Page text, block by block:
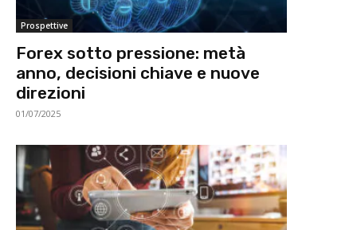
Prospettive
Forex sotto pressione: metà
anno, decisioni chiave e nuove
direzioni
01/07/2025